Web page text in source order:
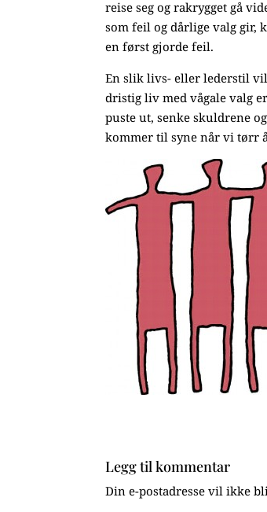
reise seg og rakrygget gå
som feil og dårlige valg gir,
en først gjorde feil.
En slik livs- eller lederstil
dristig liv med vågale valg
puste ut, senke skuldrene
kommer til syne når vi tørr
Legg til kommentar
Din e-postadresse vil ikke